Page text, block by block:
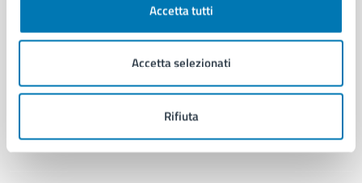
Accetta tutti
Accetta selezionati
Rifiuta
Uffici
Politici
Intranet, posta aziendale e protocollo